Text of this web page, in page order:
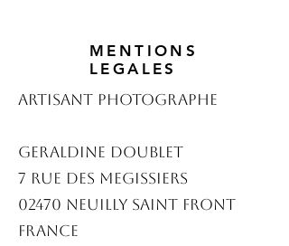
MENTIONS
LEGALES
ARTISANT PHOTOGRAPHE
GERALDINE DOUBLET
7 RUE DES MEGISSIERS
02470 NEUILLY SAINT FRONT
France